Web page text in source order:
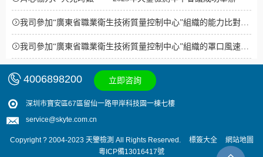
我司參加“廣東省職業衛生技術質量控制中心”組織的能力比對考
我司參加“廣東省職業衛生技術質量控制中心”組織的罩口風速比
對，結果為“合格”
4006898200 立即咨詢
深圳市寶安區67區留仙一路甲岸科技園一棟七樓
service@skyte.com.cn
Copyright ? 2004-2023 天鑒檢測 All Rights Reserved. 標簽大全
網站地圖
粵ICP備13016417號